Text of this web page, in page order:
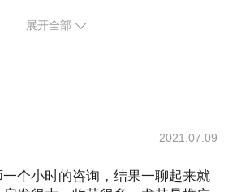
展开全部
2021.07.09
个小时的咨询，结果一聊起来就